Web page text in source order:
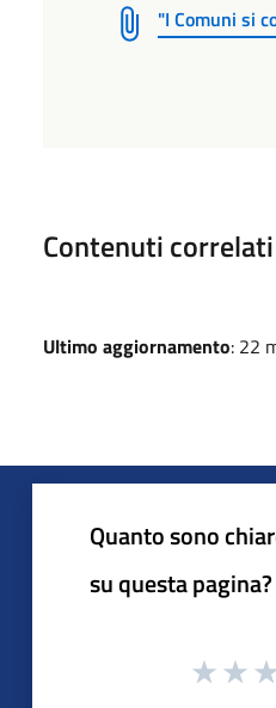
"I Comuni si
Contenuti correlati
Ultimo aggiornamento: 22
Quanto sono
su questa pagina?